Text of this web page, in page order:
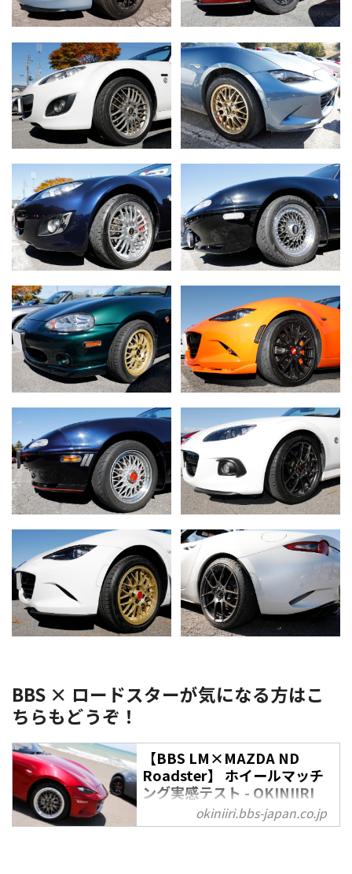
BBS × ロードスターが気になる方はこ
ちらもどうぞ！
【BBS LM×MAZDA ND
Roadster】 ホイールマッチ
ング実感テスト - OKINIIRI
マツダ ロードスターに似合うア
okiniiri.bbs-japan.co.jp